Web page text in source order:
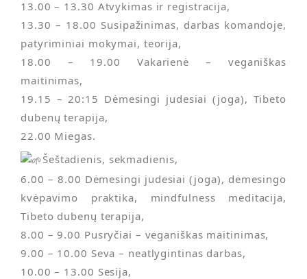
13.00 – 13.30 Atvykimas ir registracija,
13.30 – 18.00 Susipažinimas, darbas komandoje,
patyriminiai mokymai, teorija,
18.00 – 19.00 Vakarienė – veganiškas
maitinimas,
19.15 – 20:15 Dėmesingi judesiai (joga), Tibeto
dubenų terapija,
22.00 Miegas.
Šeštadienis, sekmadienis,
6.00 – 8.00 Dėmesingi judesiai (joga), dėmesingo
kvėpavimo praktika, mindfulness meditacija,
Tibeto dubenų terapija,
8.00 – 9.00 Pusryčiai – veganiškas maitinimas,
9.00 – 10.00 Seva – neatlygintinas darbas,
10.00 – 13.00 Sesija,